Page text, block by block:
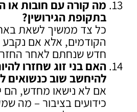
מה קורה עם חובות או
בתקופת הגירושין?
כל צד ממשיך לשאת
הקודמים, אלא אם
חדש שנחתם לאחר
האם בני זוג שחזרו
להיחשב שוב כנשואים
אם לא נישאו מחדש, הם
כידועים בציבור – מה